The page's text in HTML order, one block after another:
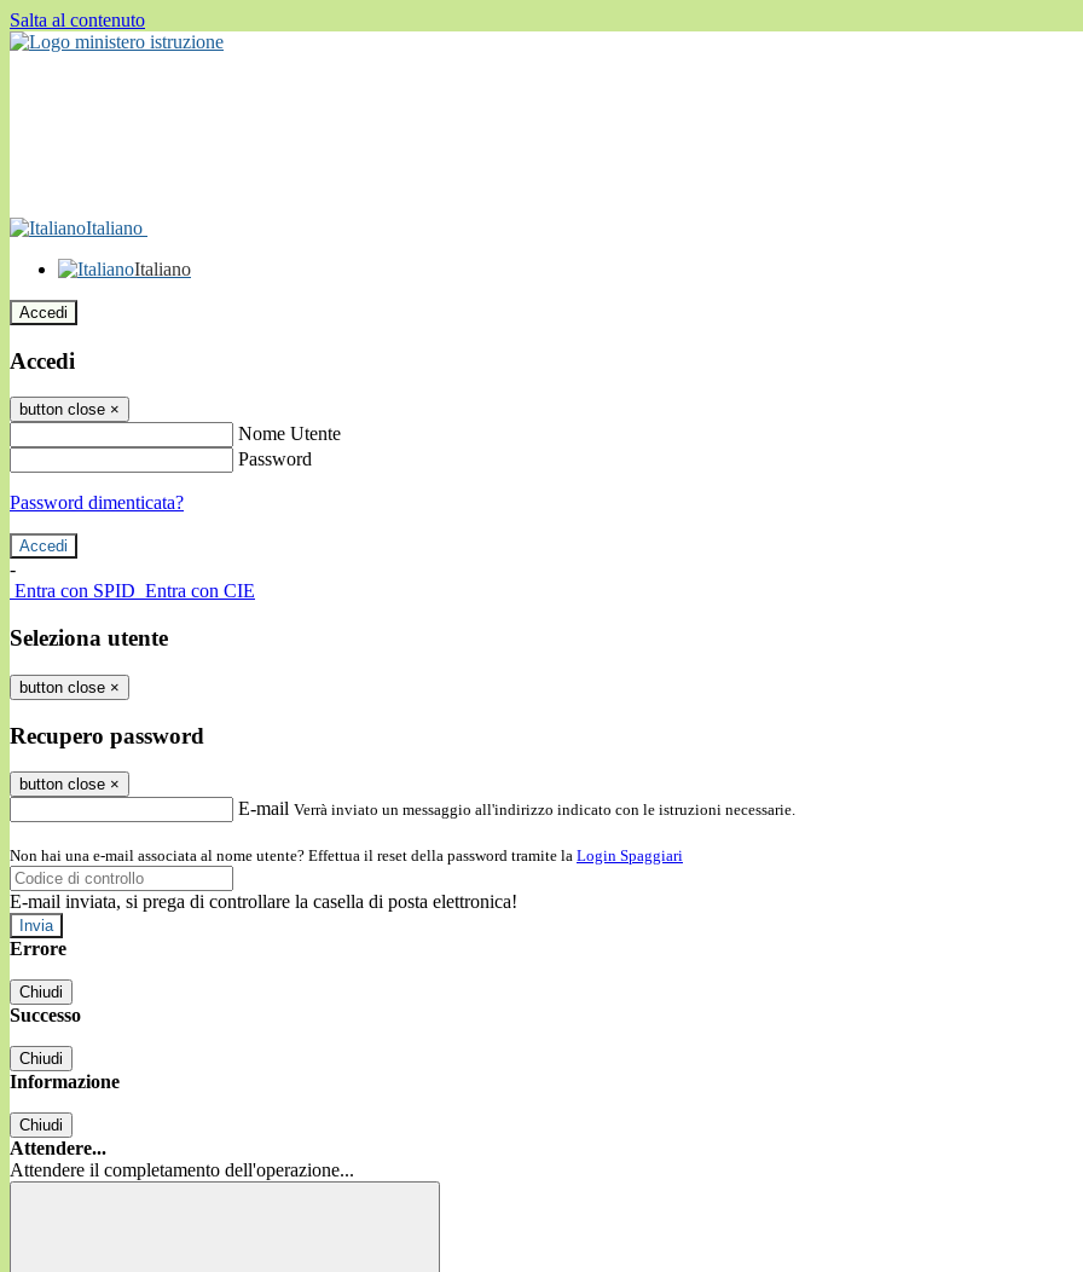
Salta al contenuto
Italiano
Italiano
Accedi
Accedi
button close ×
Nome Utente
Password
Password dimenticata?
-
Entra con SPID Entra con CIE
Seleziona utente
button close ×
Recupero password
button close ×
E-mail Verrà inviato un messaggio all'indirizzo indicato con le istruzioni necessarie.
Non hai una e-mail associata al nome utente? Effettua il reset della password tramite la Login Spaggiari
E-mail inviata, si prega di controllare la casella di posta elettronica!
Errore
Chiudi
Successo
Chiudi
Informazione
Chiudi
Attendere...
Attendere il completamento dell'operazione...